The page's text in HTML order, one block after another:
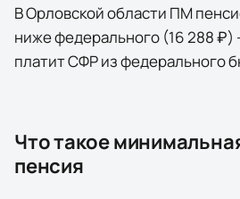
ВОрловской области ПМ
ниже федерального (16 288 ₽)
платит СФР из федерального
Что такое
пенсия